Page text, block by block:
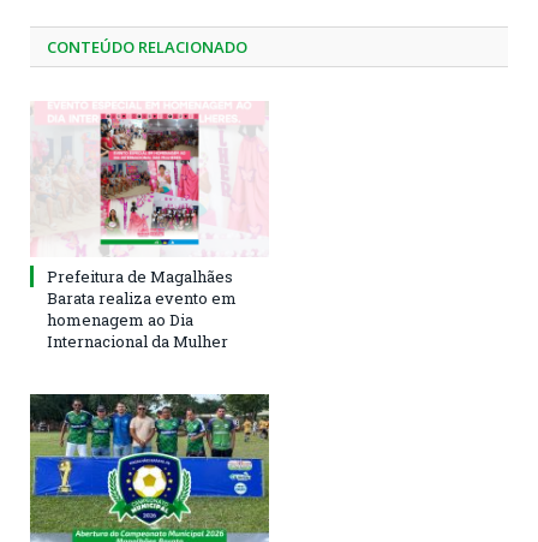
CONTEÚDO RELACIONADO
Prefeitura de Magalhães
Barata realiza evento em
homenagem ao Dia
Internacional da Mulher